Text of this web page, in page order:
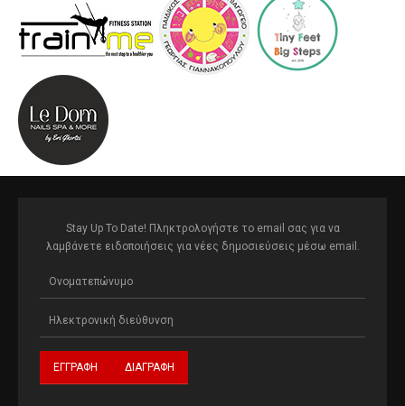
Stay Up To Date! Πληκτρολογήστε το email σας για να
λαμβάνετε ειδοποιήσεις για νέες δημοσιεύσεις μέσω email.